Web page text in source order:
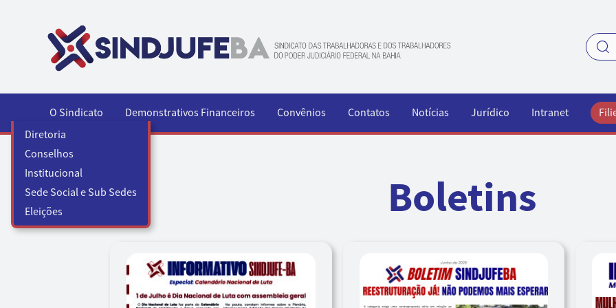
O Sindicato
Diretoria
Conselhos
Institucional
Sede Social e Sub Sedes
Eleições
Demonstrativos Financeiros Convênios Contatos Notícias Jurídico Intranet
Boletins